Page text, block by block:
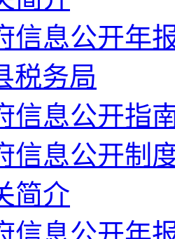
信息公开年
税务局
信息公开指
信息公开制
简介